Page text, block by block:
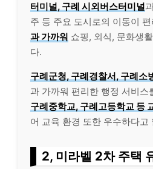
터미널, 구례 시외버스터미널
주 등 주요 도시로의 이동이
과 가까워 쇼핑, 외식, 문화생
다.
구례군청, 구례경찰서, 구례소
과 가까워 편리한 행정 서비스
구례중학교, 구례고등학교 등
어 교육 환경 또한 우수하다고
2, 미라벨 2차 주택